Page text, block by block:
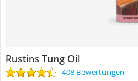
Rustins Tung Oil
408 Bewertungen